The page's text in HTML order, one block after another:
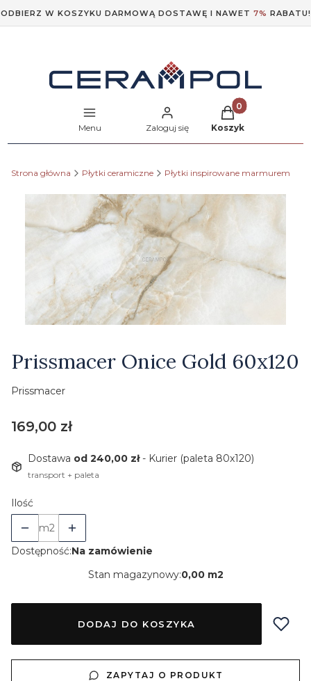
ODBIERZ W KOSZYKU DARMOWĄ DOSTAWĘ I NAWET 7% RABATU!
Menu Zaloguj się
Produkty w
Koszyk
Strona główna Płytki ceramiczne Płytki inspirowane marmurem
Prissmacer Onice Gold 60x120
Prissmacer
Cena
169,00 zł
Dostawa od 240,00 zł- Kurier (paleta 80x120)
transport + paleta
Ilość
m2
Dostępność:Na zamówienie
Stan magazynowy:0,00 m2
DODAJ DO KOSZYKA
ZAPYTAJ O PRODUKT